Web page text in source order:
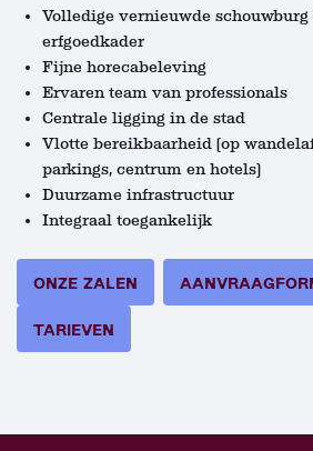
Volledige vernieuwde
erfgoedkader
Fijne horecabeleving
Ervaren team van professionals
Centrale ligging in de stad
Vlotte bereikbaarheid (op
parkings, centrum en hotels)
Duurzame infrastructuur
Integraal toegankelijk
ONZE ZALEN
TARIEVEN